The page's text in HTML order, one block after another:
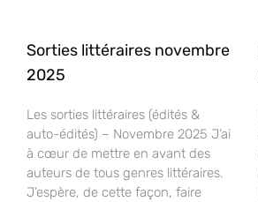
Sorties littéraires novembre
2025
Les sorties littéraires (édités &
auto-édités) – Novembre 2025 J’ai
à cœur de mettre en avant des
auteurs de tous genres littéraires.
J’espère, de cette façon, faire